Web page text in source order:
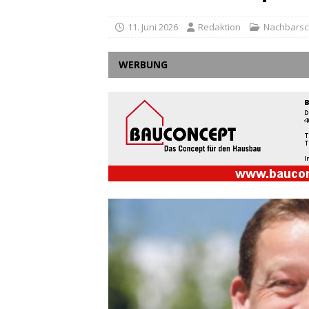
11. Juni 2026 Redaktion
WERBUNG